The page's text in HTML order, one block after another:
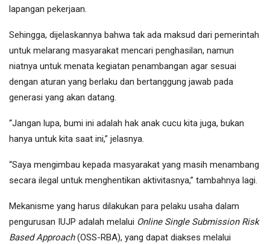
lapangan pekerjaan.
Sehingga, dijelaskannya bahwa tak ada maksud dari pemerintah
untuk melarang masyarakat mencari penghasilan, namun
niatnya untuk menata kegiatan penambangan agar sesuai
dengan aturan yang berlaku dan bertanggung jawab pada
generasi yang akan datang.
“Jangan lupa, bumi ini adalah hak anak cucu kita juga, bukan
hanya untuk kita saat ini,” jelasnya.
“Saya mengimbau kepada masyarakat yang masih menambang
secara ilegal untuk menghentikan aktivitasnya,” tambahnya lagi.
Mekanisme yang harus dilakukan para pelaku usaha dalam
pengurusan IUJP adalah melalui Online Single Submission Risk
Based Approach(OSS-RBA), yang dapat diakses melalui